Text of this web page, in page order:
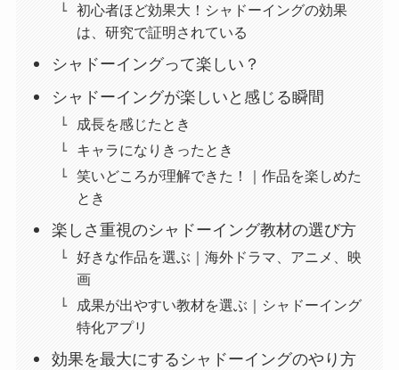
初心者ほど効果大！シャドーイングの効果
は、研究で証明されている
シャドーイングって楽しい？
シャドーイングが楽しいと感じる瞬間
成長を感じたとき
キャラになりきったとき
笑いどころが理解できた！｜作品を楽しめた
とき
楽しさ重視のシャドーイング教材の選び方
好きな作品を選ぶ｜海外ドラマ、アニメ、映
画
成果が出やすい教材を選ぶ｜シャドーイング
特化アプリ
効果を最大にするシャドーイングのやり方